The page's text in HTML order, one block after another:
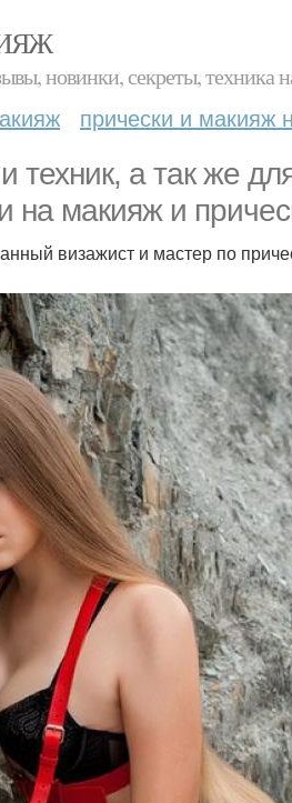
новинки, секреты, техника
прически и макияж
а так же
на макияж и
визажист и мастер по